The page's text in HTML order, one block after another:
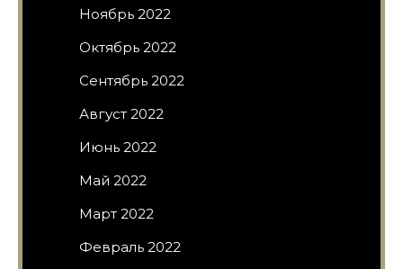
Ноябрь 2022
Октябрь 2022
Сентябрь 2022
Август 2022
Июнь 2022
Май 2022
Март 2022
Февраль 2022